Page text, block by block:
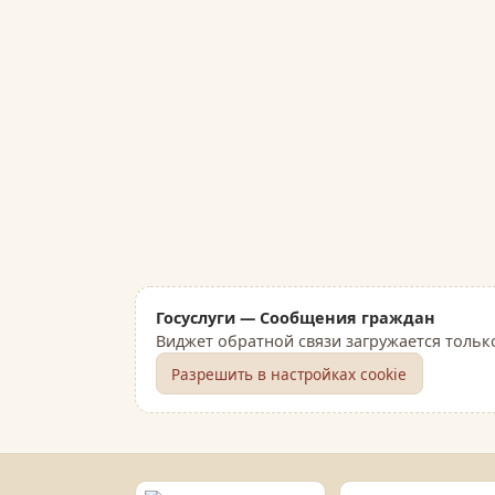
Госуслуги — Сообщения граждан
Виджет обратной связи загружается
Разрешить в настройках cookie